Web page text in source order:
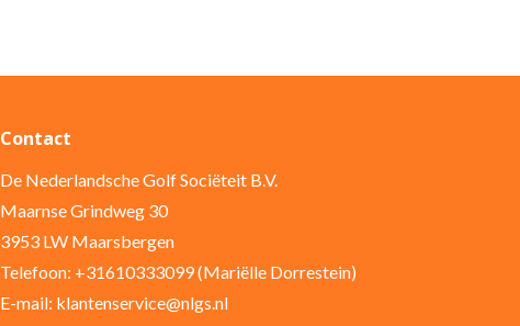
Contact
De Nederlandsche Golf Sociëteit B.V.
Maarnse Grindweg 30
3953 LW Maarsbergen
Telefoon: +31610333099 (Mariëlle Dorrestein)
E-mail: klantenservice@nlgs.nl